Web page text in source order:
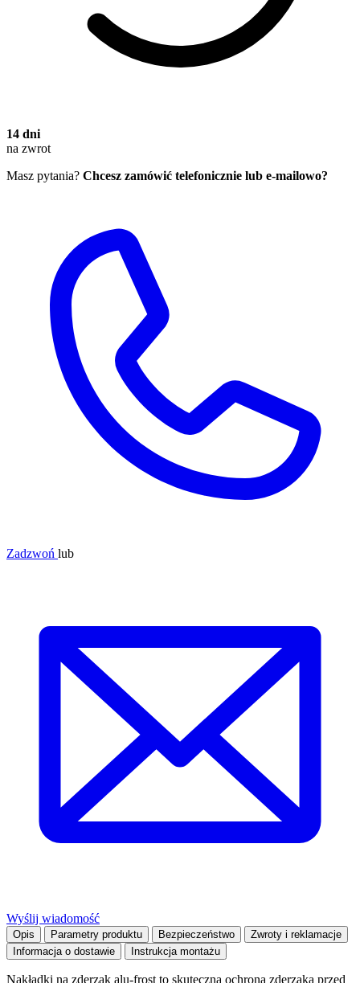
14 dni
na zwrot
Masz pytania? Chcesz zamówić telefonicznie lub e-mailowo?
Zadzwoń lub
Wyślij wiadomość
Opis Parametry produktu Bezpieczeństwo
Zwroty i reklamacje
Informacja o dostawie
Instrukcja montażu
Nakładki na zderzak alu-frost to skuteczna ochrona zderzaka przed